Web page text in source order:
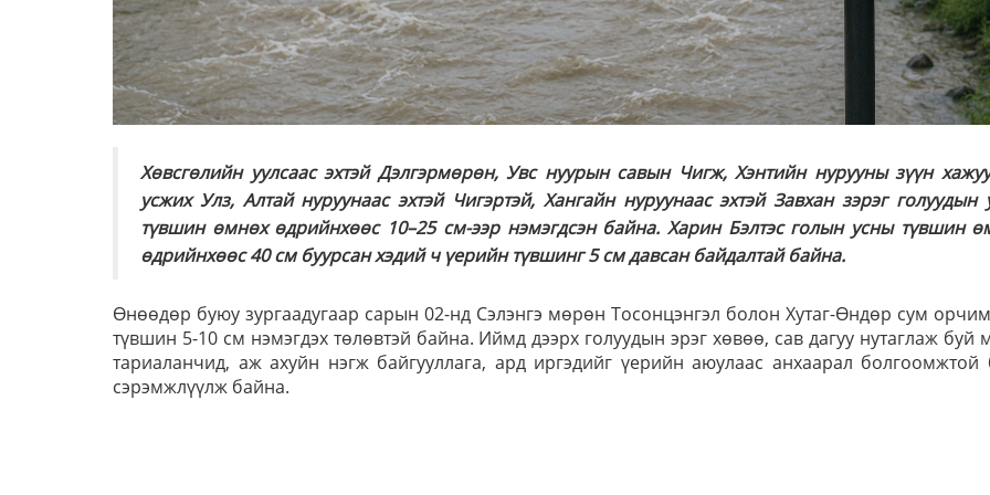
Хөвсгөлийн уулсаас эхтэй Дэлгэрмөрөн, Увс нуурын савын Чигж, Хэнтийн нурууны зүүн
усжих Улз, Алтай нуруунаас эхтэй Чигэртэй, Хангайн нуруунаас эхтэй Завхан зэрэг голуудын
түвшин өмнөх өдрийнхөөс 10–25 см-ээр нэмэгдсэн байна. Харин Бэлтэс голын усны түвшин
өдрийнхөөс 40 см буурсан хэдий ч үерийн түвшинг 5 см давсан байдалтай байна.
Өнөөдөр буюу зургаадугаар сарын 02-нд Сэлэнгэ мөрөн Тосонцэнгэл болон Хутаг-Өндөр сум
түвшин 5-10 см нэмэгдэх төлөвтэй байна. Иймд дээрх голуудын эрэг хөвөө, сав дагуу нутаглаж буй
тариаланчид, аж ахуйн нэгж байгууллага, ард иргэдийг үерийн аюулаас анхаарал болгоомжтой
сэрэмжлүүлж байна.